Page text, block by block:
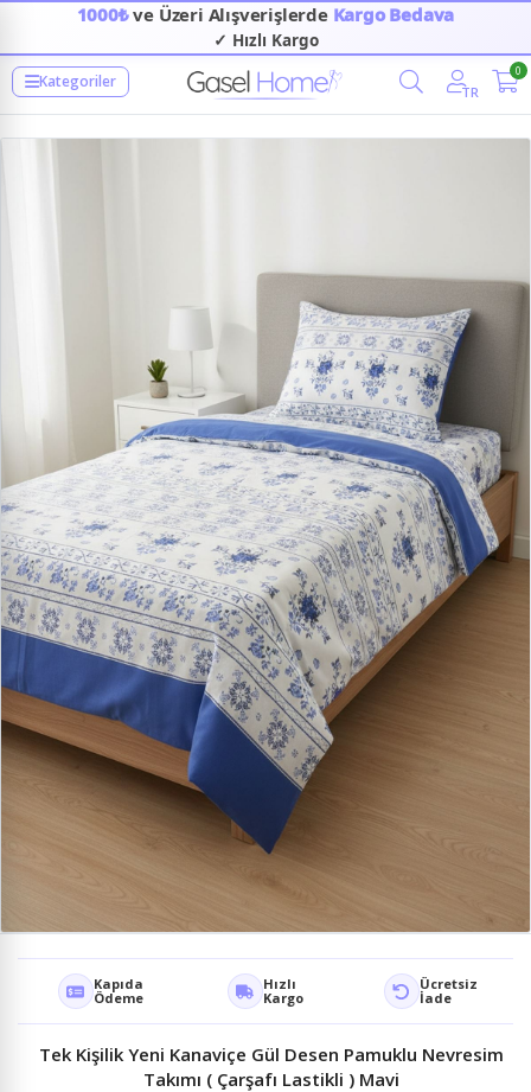
1000₺ve Üzeri Alışverişlerde Kargo Bedava
✓ Hızlı Kargo
Kategoriler
TR
0
Kapıda
Ödeme
Hızlı
Kargo
Ücretsiz
İade
Tek Kişilik Yeni Kanaviçe Gül Desen Pamuklu Nevresim
Takımı ( Çarşafı Lastikli ) Mavi